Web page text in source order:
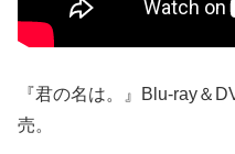
『君の名は。』Blu-ray＆
売。